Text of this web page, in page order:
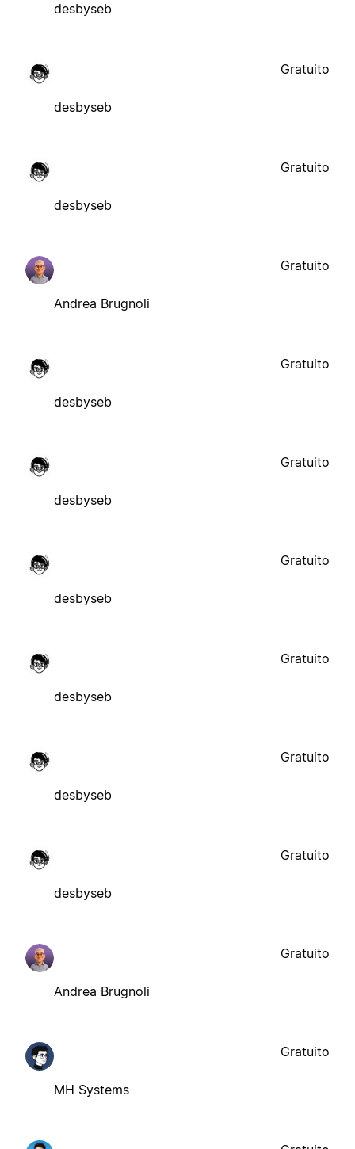
desbyseb
desbyseb
Gratuito
desbyseb
Gratuito
Andrea Brugnoli
Gratuito
desbyseb
Gratuito
desbyseb
Gratuito
desbyseb
Gratuito
desbyseb
Gratuito
desbyseb
Gratuito
desbyseb
Gratuito
Andrea Brugnoli
Gratuito
MH Systems
Gratuito